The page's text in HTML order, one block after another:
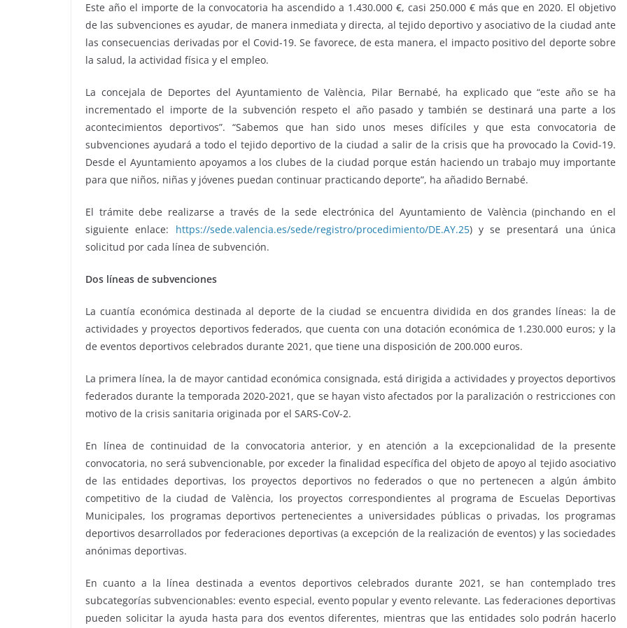
Este año el importe de la convocatoria ha ascendido a 1.430.000 €, casi 250.000 € más que en 2020. El objetivo
de las subvenciones es ayudar, de manera inmediata y directa, al tejido deportivo y asociativo de la ciudad ante
las consecuencias derivadas por el Covid-19. Se favorece, de esta manera, el impacto positivo del deporte sobre
la salud, la actividad física y el empleo.
La concejala de Deportes del Ayuntamiento de València, Pilar Bernabé, ha explicado que “este año se ha
incrementado el importe de la subvención respeto el año pasado y también se destinará una parte a los
acontecimientos deportivos”. “Sabemos que han sido unos meses difíciles y que esta convocatoria de
subvenciones ayudará a todo el tejido deportivo de la ciudad a salir de la crisis que ha provocado la Covid-19.
Desde el Ayuntamiento apoyamos a los clubes de la ciudad porque están haciendo un trabajo muy importante
para que niños, niñas y jóvenes puedan continuar practicando deporte”, ha añadido Bernabé.
El trámite debe realizarse a través de la sede electrónica del Ayuntamiento de València (pinchando en el
siguiente enlace: https://sede.valencia.es/sede/registro/procedimiento/DE.AY.25) y se presentará una única
solicitud por cada línea de subvención.
Dos líneas de subvenciones
La cuantía económica destinada al deporte de la ciudad se encuentra dividida en dos grandes líneas: la de
actividades y proyectos deportivos federados, que cuenta con una dotación económica de 1.230.000 euros; y la
de eventos deportivos celebrados durante 2021, que tiene una disposición de 200.000 euros.
La primera línea, la de mayor cantidad económica consignada, está dirigida a actividades y proyectos deportivos
federados durante la temporada 2020-2021, que se hayan visto afectados por la paralización o restricciones con
motivo de la crisis sanitaria originada por el SARS-CoV-2.
En línea de continuidad de la convocatoria anterior, y en atención a la excepcionalidad de la presente
convocatoria, no será subvencionable, por exceder la finalidad específica del objeto de apoyo al tejido asociativo
de las entidades deportivas, los proyectos deportivos no federados o que no pertenecen a algún ámbito
competitivo de la ciudad de València, los proyectos correspondientes al programa de Escuelas Deportivas
Municipales, los programas deportivos pertenecientes a universidades públicas o privadas, los programas
deportivos desarrollados por federaciones deportivas (a excepción de la realización de eventos) y las sociedades
anónimas deportivas.
En cuanto a la línea destinada a eventos deportivos celebrados durante 2021, se han contemplado tres
subcategorías subvencionables: evento especial, evento popular y evento relevante. Las federaciones deportivas
pueden solicitar la ayuda hasta para dos eventos diferentes, mientras que las entidades solo podrán hacerlo